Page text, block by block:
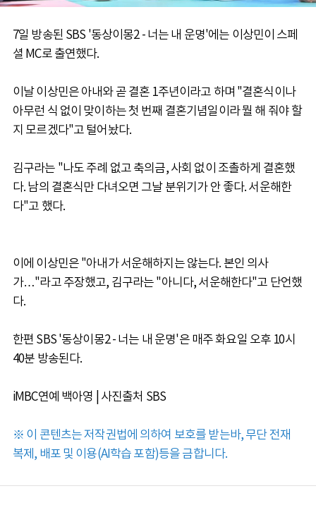
7일 방송된 SBS '동상이몽2 - 너는 내 운명'에는 이상민이 스페
셜 MC로 출연했다.
이날 이상민은 아내와 곧 결혼 1주년이라고 하며 "결혼식이나
아무런 식 없이 맞이하는 첫 번째 결혼기념일이라 뭘 해 줘야 할
지 모르겠다"고 털어놨다.
김구라는 "나도 주례 없고 축의금, 사회 없이 조촐하게 결혼했
다. 남의 결혼식만 다녀오면 그날 분위기가 안 좋다. 서운해한
다"고 했다.
이에 이상민은 "아내가 서운해하지는 않는다. 본인 의사
가…"라고 주장했고, 김구라는 "아니다, 서운해한다"고 단언했
다.
한편 SBS '동상이몽2 - 너는 내 운명'은 매주 화요일 오후 10시
40분 방송된다.
iMBC연예 백아영 | 사진출처 SBS
※ 이 콘텐츠는 저작권법에 의하여 보호를 받는바, 무단 전재
복제, 배포 및 이용(AI학습 포함)등을 금합니다.